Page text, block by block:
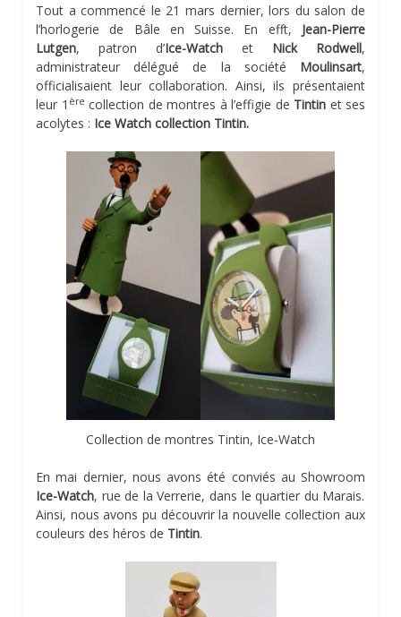
Tout a commencé le 21 mars dernier, lors du salon de
l’horlogerie de Bâle en Suisse. En efft, Jean-Pierre
Lutgen, patron d’Ice-Watch et Nick Rodwell,
administrateur délégué de la société Moulinsart,
officialisaient leur collaboration. Ainsi, ils présentaient
leur 1 ère collection de montres à l’effigie de Tintin et ses
acolytes : Ice Watch collection Tintin.
Collection de montres Tintin, Ice-Watch
En mai dernier, nous avons été conviés au Showroom
Ice-Watch, rue de la Verrerie, dans le quartier du Marais.
Ainsi, nous avons pu découvrir la nouvelle collection aux
couleurs des héros de Tintin.